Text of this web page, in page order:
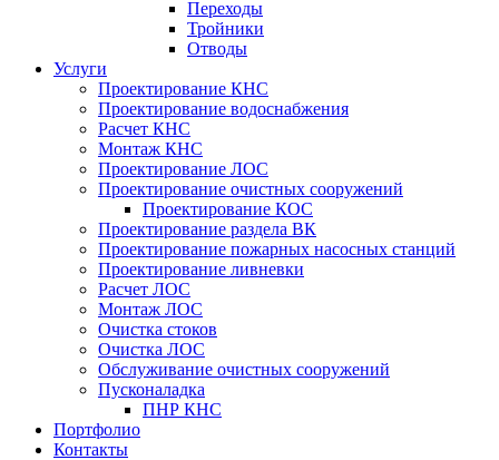
Переходы
Тройники
Отводы
Услуги
Проектирование КНС
Проектирование водоснабжения
Расчет КНС
Монтаж КНС
Проектирование ЛОС
Проектирование очистных сооружений
Проектирование КОС
Проектирование раздела ВК
Проектирование пожарных насосных станций
Проектирование ливневки
Расчет ЛОС
Монтаж ЛОС
Очистка стоков
Очистка ЛОС
Обслуживание очистных сооружений
Пусконаладка
ПНР КНС
Портфолио
Контакты